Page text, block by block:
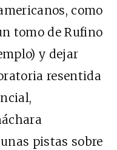
como
tomo de Rufino
y dejar
resentida
pistas sobre